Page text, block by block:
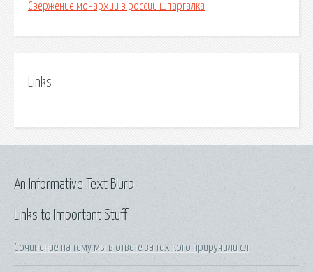
Свержение монархии в россии шпаргалка
Links
Links to Important Stuff
Сочинение на тему мы в ответе за тех кого приручили сл
An Informative Text Blurb